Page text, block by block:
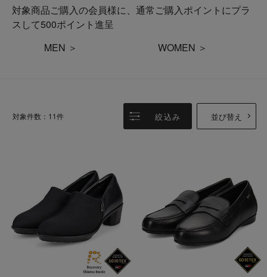
対象商品ご購入の会員様に、通常ご購入ポイントにプラ
スして500ポイント進呈
MEN ＞
WOMEN ＞
対象件数：11件 絞込み 並び替え